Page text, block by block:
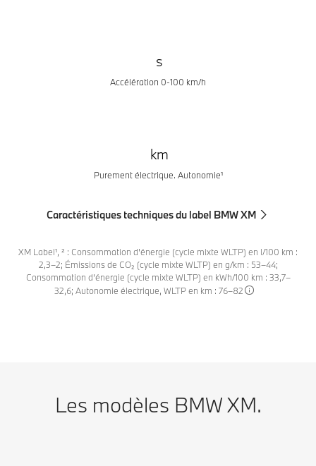
s
Accélération 0-100 km/h
km
Purement électrique. Autonomie¹
Caractéristiques techniques du label BMW XM
XM Label¹, ² : Consommation d'énergie (cycle mixte WLTP) en l/100 km :
2,3–2; Émissions de CO₂ (cycle mixte WLTP) en g/km : 53–44;
Consommation d’énergie (cycle mixte WLTP) en kWh/100 km : 33,7–
32,6; Autonomie électrique, WLTP en km : 76–82
Les modèles BMW XM.